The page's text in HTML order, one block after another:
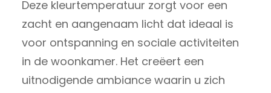
Deze kleurtemperatuur zorgt voor een
zacht en aangenaam licht dat ideaal is
voor ontspanning en sociale activiteiten
in de woonkamer. Het creëert een
uitnodigende ambiance waarin u zich